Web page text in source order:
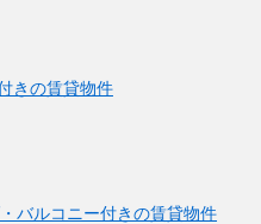
きの賃貸物件
バルコニー付きの賃貸物件